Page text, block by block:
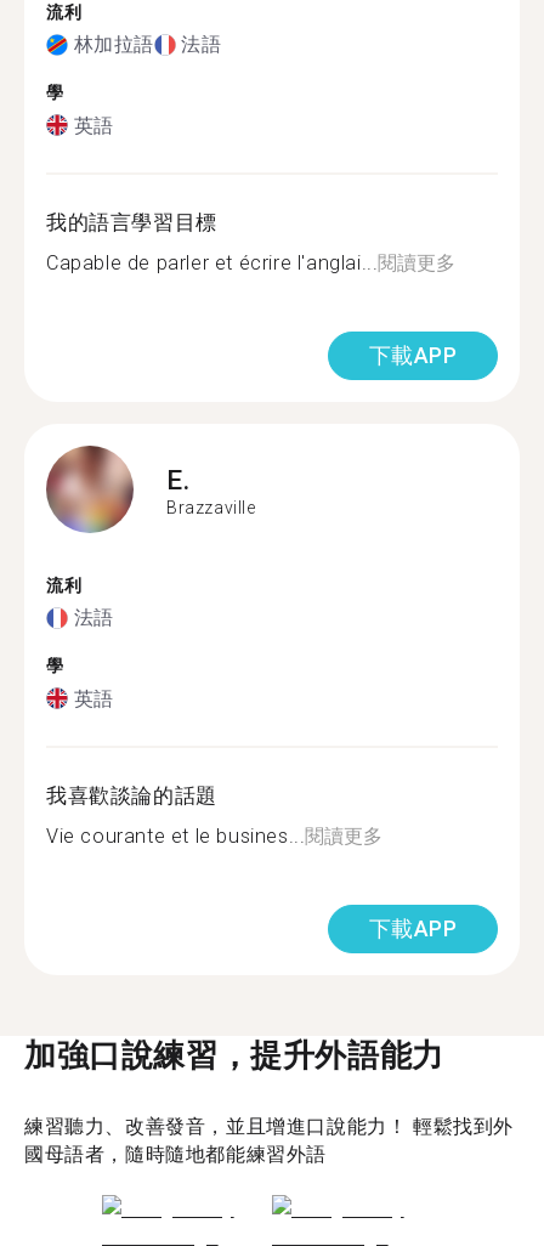
流利
林加拉語 法語
學
英語
我的語言學習目標
Capable de parler et écrire l'anglai... 閱讀更多
下載APP
E.
Brazzaville
流利
法語
學
英語
我喜歡談論的話題
Vie courante et le busines... 閱讀更多
下載APP
加強口說練習，提升外語能力
練習聽力、改善發音，並且增進口說能力！ 輕鬆找到外
國母語者，隨時隨地都能練習外語